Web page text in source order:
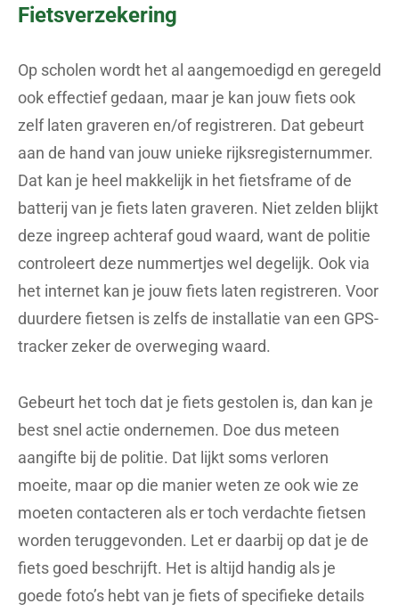
Fietsverzekering
Op scholen wordt het al aangemoedigd en geregeld
ook effectief gedaan, maar je kan jouw fiets ook
zelf laten graveren en/of registreren. Dat gebeurt
aan de hand van jouw unieke rijksregisternummer.
Dat kan je heel makkelijk in het fietsframe of de
batterij van je fiets laten graveren. Niet zelden blijkt
deze ingreep achteraf goud waard, want de politie
controleert deze nummertjes wel degelijk. Ook via
het internet kan je jouw fiets laten registreren. Voor
duurdere fietsen is zelfs de installatie van een GPS-
tracker zeker de overweging waard.
Gebeurt het toch dat je fiets gestolen is, dan kan je
best snel actie ondernemen. Doe dus meteen
aangifte bij de politie. Dat lijkt soms verloren
moeite, maar op die manier weten ze ook wie ze
moeten contacteren als er toch verdachte fietsen
worden teruggevonden. Let er daarbij op dat je de
fiets goed beschrijft. Het is altijd handig als je
goede foto’s hebt van je fiets of specifieke details